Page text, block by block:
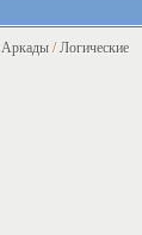
Аркады /Логические